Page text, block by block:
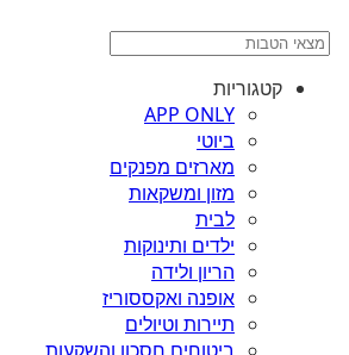
קטגוריות
APP ONLY
ביוטי
מארזים מפנקים
מזון ומשקאות
לבית
ילדים ותינוקות
הריון ולידה
אופנה ואקססוריז
תיירות וטיולים